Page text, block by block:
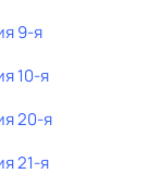
9-я
10-я
20-я
21-я